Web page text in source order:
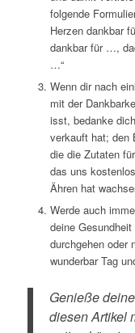
folgende
Herzen dankbar
dankbar für …,
…“
Wenn dir nach
mit der
isst, bedanke
verkauft hat; den
die die Zutaten
das uns
Ähren hat
Werde auch
deine
durchgehen oder
wunderbar Tag
Genieße
diesen Artikel